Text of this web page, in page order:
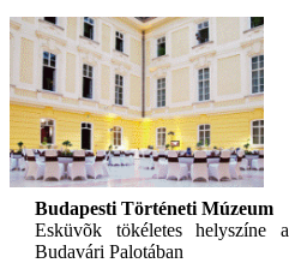
Budapesti Történeti Múzeum
Esküvõk tökéletes helyszíne a
Budavári Palotában